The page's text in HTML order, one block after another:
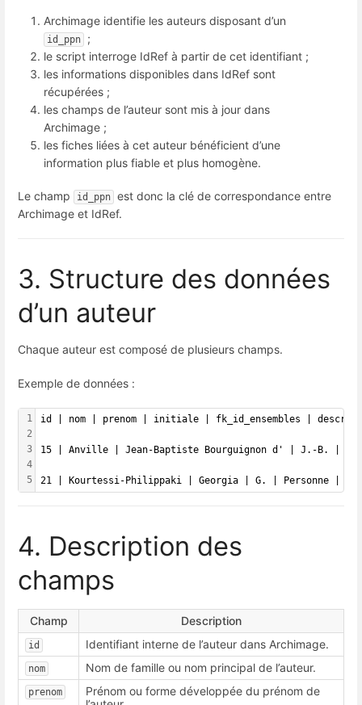
Archimage identifie les auteurs disposant d’un
id_ppn
;
le script interroge IdRef à partir de cet identifiant ;
les informations disponibles dans IdRef sont
récupérées ;
les champs de l’auteur sont mis à jour dans
Archimage ;
les fiches liées à cet auteur bénéficient d’une
information plus fiable et plus homogène.
Le champ id_ppn est donc la clé de correspondance entre
Archimage et IdRef.
3. Structure des données
d’un auteur
Chaque auteur est composé de plusieurs champs.
Exemple de données :
1
2
3
4
5
id | nom | prenom | initiale | fk_id_ensembles |
15 | Anville | Jean-Baptiste Bourguignon d' | J.-B. |
21 | Kourtessi-Philippaki | Georgia | G. | Personne |
4. Description des
champs
Champ Description
id Identifiant interne de l’auteur dans Archimage.
nom Nom de famille ou nom principal de l’auteur.
prenom
Prénom ou forme développée du prénom de